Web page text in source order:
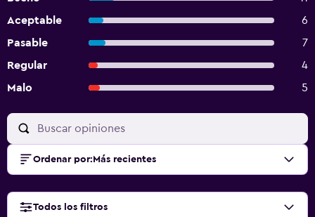
Aceptable
6
Pasable
7
Regular
4
Malo
5
Ordenar por: Más recientes
Todos los filtros